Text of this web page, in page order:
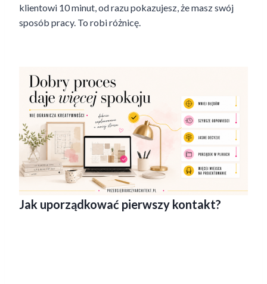
klientowi 10 minut, od razu pokazujesz, że masz swój
sposób pracy. To robi różnicę.
Jak uporządkować pierwszy kontakt?